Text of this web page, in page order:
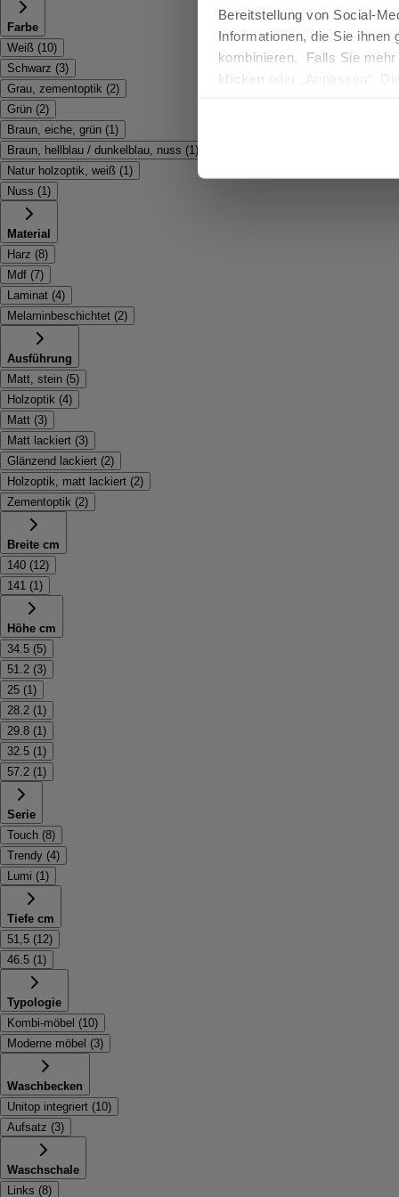
Bereitstellung von Social-
Informationen, die Sie ihnen
kombinieren. Falls Sie
klicken
oder „Anpassen“.
Farbe
Weiß (10)
Schwarz (3)
Grau, zementoptik (2)
Grün (2)
Braun, eiche, grün (1 )
Braun, hellblau / dunkelblau, nuss (1 )
Natur holzoptik, weiß (1 )
Nuss (1 )
Material
Harz (8)
Mdf (7)
Laminat (4)
Melaminbeschichtet (2)
Ausführung
Matt, stein (5)
Holzoptik (4)
Matt (3)
Matt lackiert (3)
Glänzend lackiert (2)
Holzoptik, matt lackiert (2)
Zementoptik (2)
Breite cm
140 (12)
141 (1 )
Höhe cm
34.5 (5)
51.2 (3)
25 (1 )
28.2 (1 )
29.8 (1 )
32.5 (1 )
57.2 (1 )
Serie
Touch (8)
Trendy (4)
Lumi (1 )
Tiefe cm
51,5 (12)
46.5 (1 )
Typologie
Kombi-möbel (10)
Moderne möbel (3)
Waschbecken
Unitop integriert (10)
Aufsatz (3)
Waschschale
Links (8)